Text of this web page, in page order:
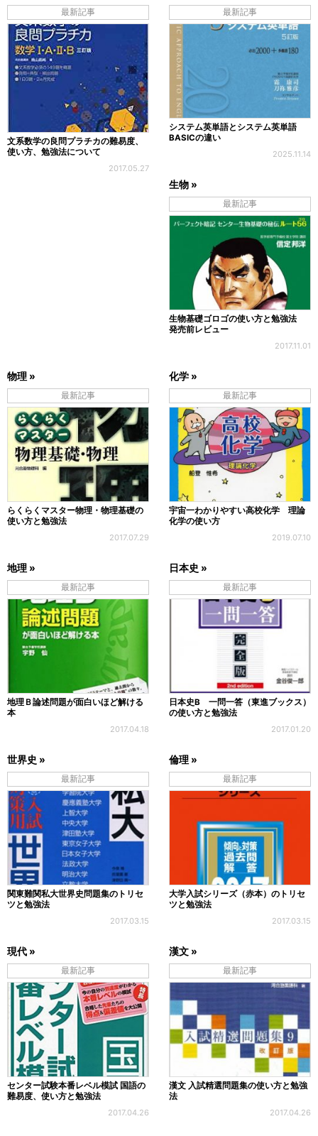
最新記事
文系数学の良問プラチカの難易度、
使い方、勉強法について
2017.05.27
最新記事
システム英単語とシステム英単語
BASICの違い
2025.11.14
生物 »
最新記事
生物基礎ゴロゴの使い方と勉強法
発売前レビュー
2017.11.01
物理 »
最新記事
らくらくマスター物理・物理基礎の
使い方と勉強法
2017.07.29
化学 »
最新記事
宇宙一わかりやすい高校化学 理論
化学の使い方
2019.07.10
地理 »
最新記事
地理Ｂ論述問題が面白いほど解ける
本
2017.04.18
日本史 »
最新記事
日本史B 一問一答（東進ブックス）
の使い方と勉強法
2017.01.20
世界史 »
最新記事
関東難関私大世界史問題集のトリセ
ツと勉強法
2017.03.15
倫理 »
最新記事
大学入試シリーズ（赤本）のトリセ
ツと勉強法
2017.03.15
現代 »
最新記事
センター試験本番レベル模試 国語の
難易度、使い方と勉強法
2017.04.26
漢文 »
最新記事
漢文 入試精選問題集の使い方と勉強
法
2017.04.26